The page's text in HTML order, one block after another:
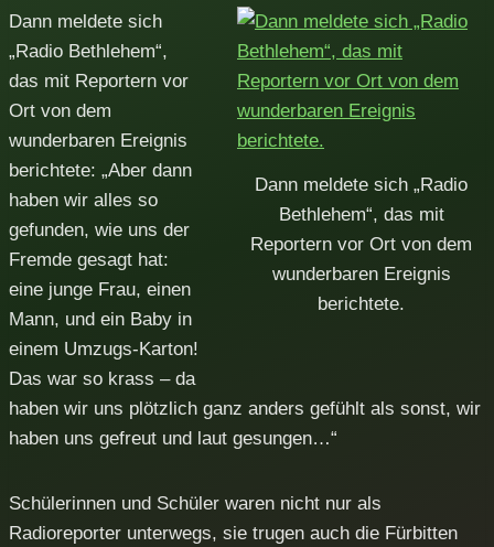
Dann meldete sich „Radio
Bethlehem“, das mit
Reportern vor Ort von dem
wunderbaren Ereignis
berichtete.
Dann meldete sich
„Radio Bethlehem“,
das mit Reportern vor
Ort von dem
wunderbaren Ereignis
berichtete: „Aber dann
haben wir alles so
gefunden, wie uns der
Fremde gesagt hat:
eine junge Frau, einen
Mann, und ein Baby in
einem Umzugs-Karton!
Das war so krass – da
haben wir uns plötzlich ganz anders gefühlt als sonst, wir
haben uns gefreut und laut gesungen…“
Schülerinnen und Schüler waren nicht nur als
Radioreporter unterwegs, sie trugen auch die Fürbitten